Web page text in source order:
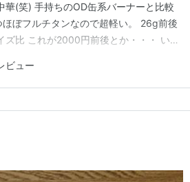
(笑) 手持ちのOD缶系バーナーと比較
ぼフルチタンなので超軽い。 26g前後
ズ比 これが2000円前後とか・・・ いや
らは想像しがたい豪炎＆サウンド！ と
ビュー